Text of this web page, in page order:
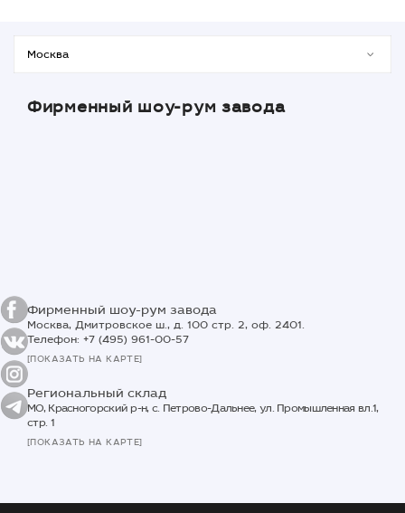
Фирменный шоу-рум завода
Фирменный шоу-рум завода
Москва, Дмитровское ш., д. 100 стр. 2, оф. 2401.
Телефон: +7 (495) 961-00-57
[ПОКАЗАТЬ НА КАРТЕ]
Региональный склад
МО, Красногорский р-н, с. Петрово-Дальнее, ул. Промышленная вл.1,
стр. 1
[ПОКАЗАТЬ НА КАРТЕ]